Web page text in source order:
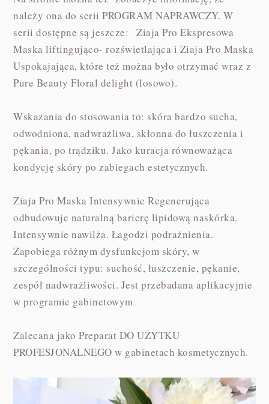
należy ona do serii PROGRAM NAPRAWCZY. W
serii dostępne są jeszcze:
Ziaja Pro Ekspresowa
Maska liftingująco- rozświetlająca i Ziaja Pro Maska
Uspokajająca, które też można było otrzymać wraz z
Pure Beauty Floral delight (losowo).
Wskazania do stosowania to: skóra bardzo sucha,
odwodniona, nadwrażliwa, skłonna do łuszczenia i
pękania, po trądziku. Jako kuracja równoważąca
kondycję skóry po zabiegach estetycznych.
Ziaja Pro Maska Intensywnie Regenerująca
odbudowuje naturalną barierę lipidową naskórka.
Intensywnie nawilża. Łagodzi podrażnienia.
Zapobiega różnym dysfunkcjom skóry, w
szczególności typu: suchość, łuszczenie, pękanie,
zespół nadwrażliwości. Jest przebadana aplikacyjnie
w programie gabinetowym
Zalecana jako Preparat DO UŻYTKU
PROFESJONALNEGO w gabinetach kosmetycznych.